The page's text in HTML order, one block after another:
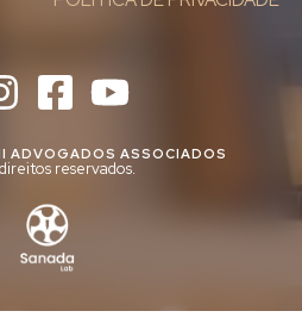
ADVOGADOS ASSOCIADOS
reservados.